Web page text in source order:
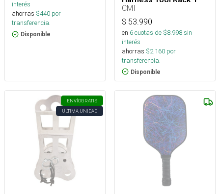
interés
ahorras $440 por
transferencia.
Disponible
Arborismo
CMI
$ 53.990
en 6cuotas de $8.998sin
interés
ahorras $2.160 por
transferencia.
Disponible
ENVÍOGRATIS
ÚLTIMA UNIDAD